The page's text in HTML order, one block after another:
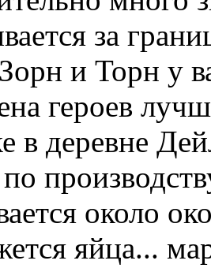
за
и Торн у
героев
в деревне
около
яйца...